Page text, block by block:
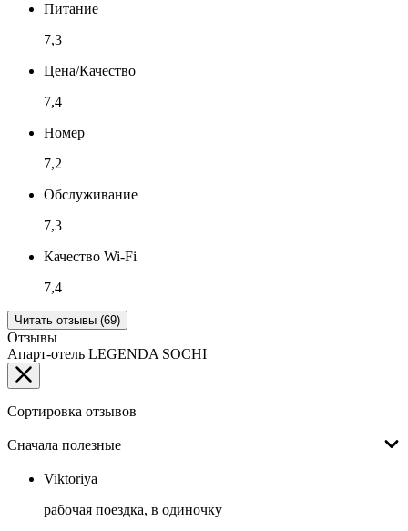
Питание
7,3
Цена/Качество
7,4
Номер
7,2
Обслуживание
7,3
Качество Wi-Fi
7,4
Читать отзывы (69)
Отзывы
Апарт-отель LEGENDA SOCHI
Сортировка отзывов
Сначала полезные
Viktoriya
рабочая поездка, в одиночку